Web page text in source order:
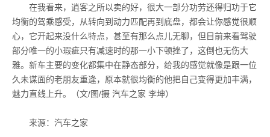
在我看来，逍客之所以卖的好，很大一部分功劳还得归功于它
均衡的驾乘感受，从转向到动力匹配再到底盘，都会让你感觉很顺
心，它开起来没什么特点，甚至有那么点儿无聊，但目前来看驾驶
部分唯一的小瑕疵只有减速时的那一小下顿挫了，这倒也无伤大
雅。新车主要的变化都集中在静态部分，给我的感觉就像是跟一位
久未谋面的老朋友重逢，原本就很均衡的他把自己变得更加丰满，
魅力直线上升。（文/图/摄 汽车之家 李坤）
来源：汽车之家